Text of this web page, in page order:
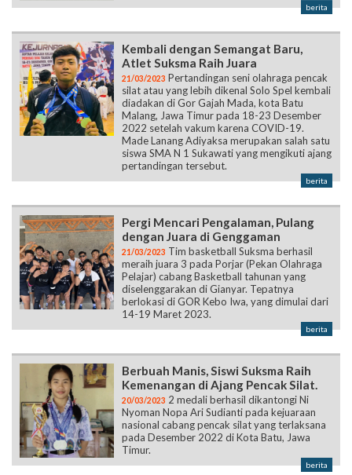
berita
Kembali dengan Semangat Baru,
Atlet Suksma Raih Juara
21/03/2023 Pertandingan seni olahraga pencak
silat atau yang lebih dikenal Solo Spel kembali
diadakan di Gor Gajah Mada, kota Batu
Malang, Jawa Timur pada 18-23 Desember
2022 setelah vakum karena COVID-19.
Made Lanang Adiyaksa merupakan salah satu
siswa SMA N 1 Sukawati yang mengikuti ajang
pertandingan tersebut.
berita
Pergi Mencari Pengalaman, Pulang
dengan Juara di Genggaman
21/03/2023 Tim basketball Suksma berhasil
meraih juara 3 pada Porjar (Pekan Olahraga
Pelajar) cabang Basketball tahunan yang
diselenggarakan di Gianyar. Tepatnya
berlokasi di GOR Kebo Iwa, yang dimulai dari
14-19 Maret 2023.
berita
Berbuah Manis, Siswi Suksma Raih
Kemenangan di Ajang Pencak Silat.
20/03/2023 2 medali berhasil dikantongi Ni
Nyoman Nopa Ari Sudianti pada kejuaraan
nasional cabang pencak silat yang terlaksana
pada Desember 2022 di Kota Batu, Jawa
Timur.
berita